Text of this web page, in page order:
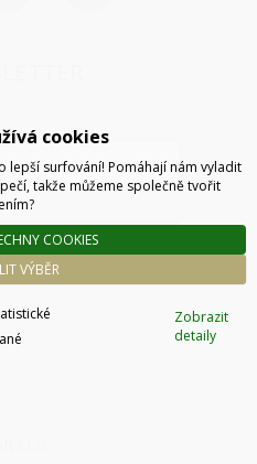
cookies
lepší surfování! Pomáhají nám vyladit
takže můžeme společně tvořit
VÝBĚR
COOKIES
Zobrazit
detaily